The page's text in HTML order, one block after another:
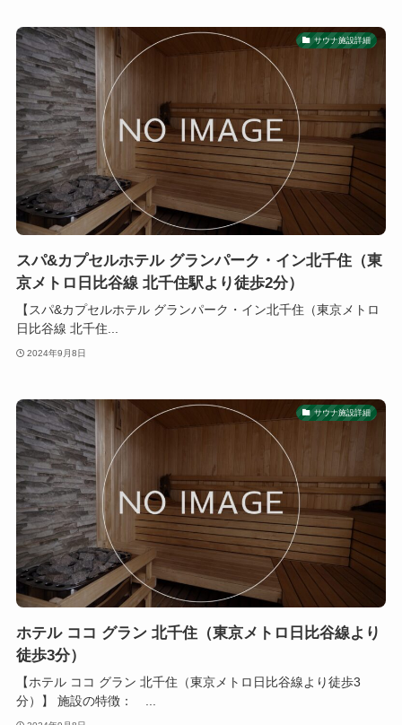
サウナ施設詳細
スパ&カプセルホテル グランパーク・イン北千住（東
京メトロ日比谷線 北千住駅より徒歩2分）
【スパ&カプセルホテル グランパーク・イン北千住（東京メトロ
日比谷線 北千住...
2024年9月8日
サウナ施設詳細
ホテル ココ グラン 北千住（東京メトロ日比谷線より
徒歩3分）
【ホテル ココ グラン 北千住（東京メトロ日比谷線より徒歩3
分）】 施設の特徴： ...